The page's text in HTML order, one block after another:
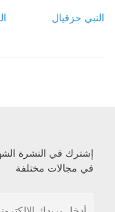
النبي حزقيال
إشترك في النشرة
في مجالات مختلفة